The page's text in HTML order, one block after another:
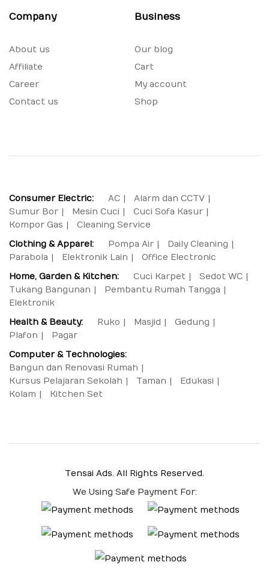
Company
About us
Affiliate
Career
Contact us
Business
Our blog
Cart
My account
Shop
Consumer Electric: AC
Alarm dan CCTV
Sumur Bor
Mesin Cuci
Cuci Sofa Kasur
Kompor Gas
Cleaning Service
Clothing & Apparel:
Pompa Air
Daily Cleaning
Parabola
Elektronik Lain
Office Electronic
Home, Garden & Kitchen:
Cuci Karpet
Sedot WC
Tukang Bangunan
Pembantu Rumah Tangga
Elektronik
Health & Beauty:
Ruko Masjid
Gedung
Plafon
Pagar
Computer & Technologies:
Bangun dan Renovasi Rumah
Kursus Pelajaran Sekolah
Taman
Edukasi
Kolam
Kitchen Set
Tensai Ads. All Rights Reserved.
We Using Safe Payment For: